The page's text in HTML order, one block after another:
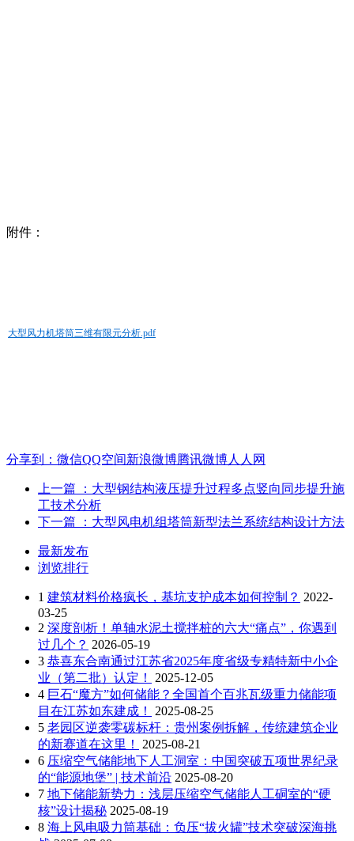
附件：
大型风力机塔筒三维有限元分析.pdf
分享到： 微信QQ空间新浪微博腾讯微博人人网
上一篇
：大型钢结构液压提升过程多点竖向同步提升施
工技术分析
下一篇
：大型风电机组塔筒新型法兰系统结构设计方法
最新发布
浏览排行
1 建筑材料价格疯长，基坑支护成本如何控制？ 2022-
03-25
2 深度剖析！单轴水泥土搅拌桩的六大“痛点”，你遇到
过几个？ 2026-05-19
3 恭喜东合南通过江苏省2025年度省级专精特新中小企
业（第二批）认定！
2025-12-05
4 巨石“魔方”如何储能？全国首个百兆瓦级重力储能项
目在江苏如东建成！
2025-08-25
5 老园区逆袭零碳标杆：贵州案例拆解，传统建筑企业
的新赛道在这里！
2025-08-21
6 压缩空气储能地下人工洞室：中国突破五项世界纪录
的“能源地堡” | 技术前沿 2025-08-20
7 地下储能新势力：浅层压缩空气储能人工硐室的“硬
核”设计揭秘 2025-08-19
8 海上风电吸力筒基础：负压“拔火罐”技术突破深海挑